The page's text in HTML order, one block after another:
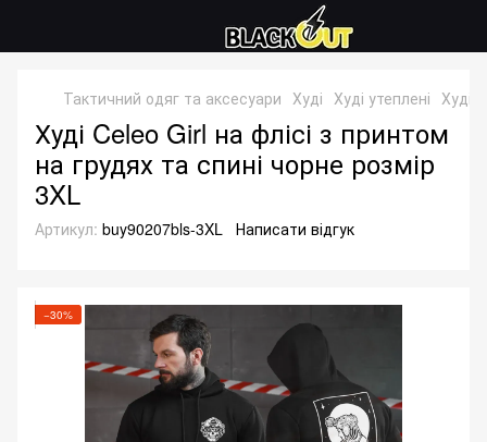
Тактичний одяг та аксесуари Худі Худі утеплені Худі
Худі Celeo Girl на флісі з принтом
на грудях та спині чорне розмір
3XL
Артикул: buy90207bls-3XL Написати відгук
−30%